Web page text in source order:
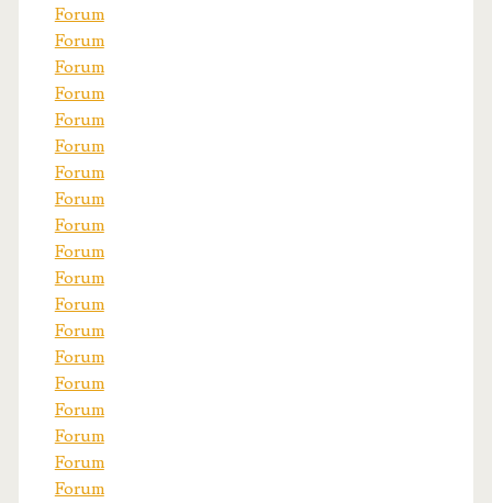
Forum
Forum
Forum
Forum
Forum
Forum
Forum
Forum
Forum
Forum
Forum
Forum
Forum
Forum
Forum
Forum
Forum
Forum
Forum